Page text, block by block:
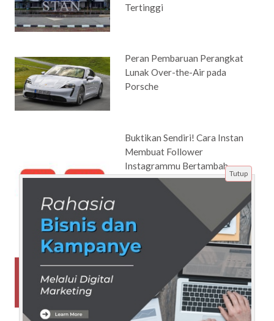
Tertinggi
Peran Pembaruan Perangkat
Lunak Over-the-Air pada
Porsche
Buktikan Sendiri! Cara Instan
Membuat Follower
Instagrammu Bertambah
Setiap Hari
7 Teknik Promosi Youtube ini
Tidak Mungkin Berhasil
Tutup